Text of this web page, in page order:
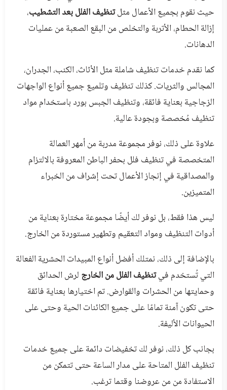
حيث نقوم بجميع الأعمال مثلتنظيف الفلل بعد التشطيب،
إزالة الحطام، الأتربة والتخلص من البقع الصعبة من عمليات
الدهانات.
كما نقدم خدمات تنظيف شاملة مثل الأثاث، الكنب، الجدران،
المجالس والثريات. كذلك تنظيف وتلميع جميع أنواع الواجهات
الزجاجية بعناية فائقة، وتنظيف الجبس بورد باستخدام مواد
تنظيف مُخصصة وبجودة عالية.
علاوة على ذلك، نوفر مجموعة مدربة من أمهر العمالة
المتخصصة في تنظيف فلل بحفر الباطن المعروفة بالالتزام
والمصداقية في إنجاز الأعمال تحت إشراف من الخبراء
المتميزين.
ليس هذا فقط، بل نوفر لك أيضًا مجموعة مختارة بعناية من
أدوات التنظيف ومواد التعقيم وتطهير مستوردة من الخارج.
بالإضافة إلى ذلك، نمتلك أفضل أنواع المبيدات الحشرية الفعالة
التي تُستخدم فيتنظيف الفلل من الخارج لرش الحدائق
وحمايتها من الحشرات والقوارض. تم اختيارها بعناية فائقة
حتى تكون آمنة تمامًا على جميع الكائنات الحية وحتى على
الحيوانات الأليفة.
بجانب كل ذلك، نوفر لك تخفيضات دائمة على جميع خدمات
تنظيف الفلل المتاحة على مدار الساعة حتى تتمكن من
الاستفادة من من عروضنا وقتما ترغب.